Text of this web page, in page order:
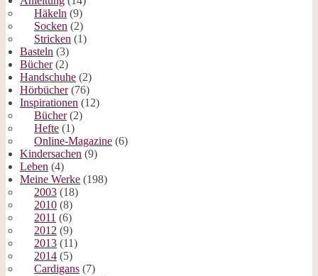
Häkeln (9)
Socken (2)
Stricken (1)
Basteln (3)
Bücher(2)
Handschuhe (2)
Hörbücher(76)
Inspirationen (12)
Bücher(2)
Hefte (1)
Online-Magazine (6)
Kindersachen (9)
Leben (4)
Meine Werke (198)
2003 (18)
2010 (8)
2011 (6)
2012 (9)
2013 (11)
2014 (5)
Cardigans (7)